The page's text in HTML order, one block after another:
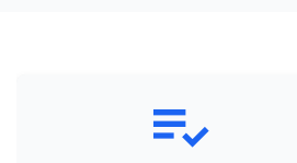
playlist_add_check